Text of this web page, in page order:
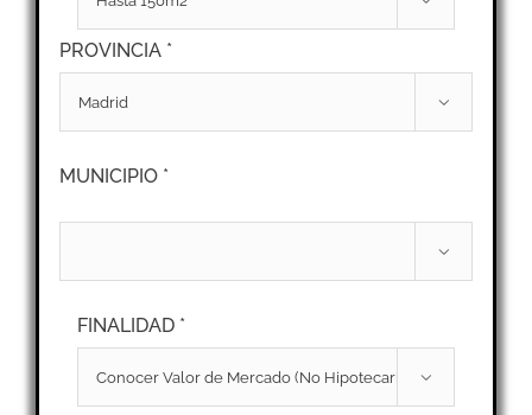
PROVINCIA *

MUNICIPIO *

FINALIDAD *
